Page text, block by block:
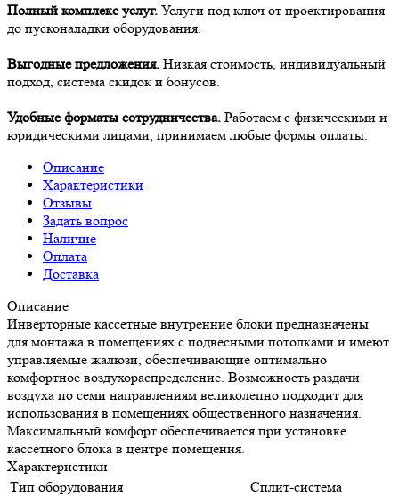
Полный комплекс услуг. Услуги под ключ от проектирования
до пусконаладки оборудования.
Выгодные предложения. Низкая стоимость, индивидуальный
подход, система скидок и бонусов.
Удобные форматы сотрудничества. Работаем с физическими и
юридическими лицами, принимаем любые формы оплаты.
Описание
Характеристики
Отзывы
Задать вопрос
Наличие
Оплата
Доставка
Описание
Инверторные кассетные внутренние блоки предназначены
для монтажа в помещениях с подвесными потолками и имеют
управляемые жалюзи, обеспечивающие оптимально
комфортное воздухораспределение. Возможность раздачи
воздуха по семи направлениям великолепно подходит для
использования в помещениях общественного назначения.
Максимальный комфорт обеспечивается при установке
кассетного блока в центре помещения.
Характеристики
Тип оборудования
Сплит-система